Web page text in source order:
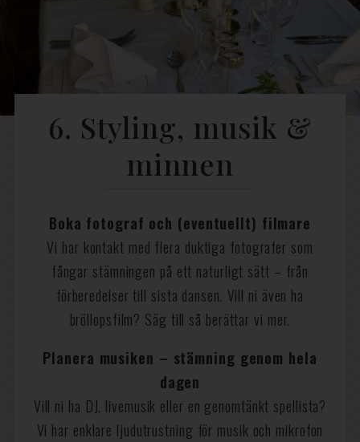
6. Styling, musik &
minnen
Boka fotograf och (eventuellt) filmare
Vi har kontakt med flera duktiga fotografer som
fångar stämningen på ett naturligt sätt – från
förberedelser till sista dansen. Vill ni även ha
bröllopsfilm? Säg till så berättar vi mer.
Planera musiken – stämning genom hela
dagen
Vill ni ha DJ, livemusik eller en genomtänkt spellista?
Vi har enklare ljudutrustning för musik och mikrofon